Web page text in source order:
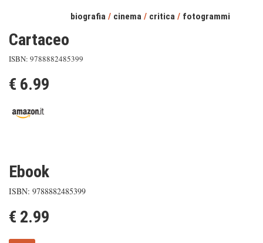
biografia / cinema / critica / fotogrammi
Cartaceo
ISBN: 9788882485399
€ 6.99
Ebook
ISBN: 9788882485399
€ 2.99